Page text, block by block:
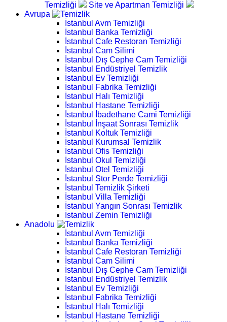
Temizliği
Site ve Apartman Temizliği
Avrupa
İstanbul Avm Temizliği
İstanbul Banka Temizliği
İstanbul Cafe Restoran Temizliği
İstanbul Cam Silimi
İstanbul Dış Cephe Cam Temizliği
İstanbul Endüstriyel Temizlik
İstanbul Ev Temizliği
İstanbul Fabrika Temizliği
İstanbul Halı Temizliği
İstanbul Hastane Temizliği
İstanbul İbadethane Cami Temizliği
İstanbul İnşaat Sonrası Temizlik
İstanbul Koltuk Temizliği
İstanbul Kurumsal Temizlik
İstanbul Ofis Temizliği
İstanbul Okul Temizliği
İstanbul Otel Temizliği
İstanbul Stor Perde Temizliği
İstanbul Temizlik Şirketi
İstanbul Villa Temizliği
İstanbul Yangın Sonrası Temizlik
İstanbul Zemin Temizliği
Anadolu
İstanbul Avm Temizliği
İstanbul Banka Temizliği
İstanbul Cafe Restoran Temizliği
İstanbul Cam Silimi
İstanbul Dış Cephe Cam Temizliği
İstanbul Endüstriyel Temizlik
İstanbul Ev Temizliği
İstanbul Fabrika Temizliği
İstanbul Halı Temizliği
İstanbul Hastane Temizliği